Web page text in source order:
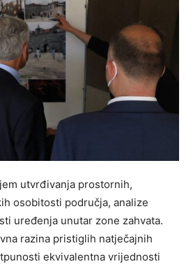
utvrđivanja prostornih,
osobitosti područja, analize
uređenja unutar zone zahvata.
razina pristiglih natječajnih
ekvivalentna vrijednosti